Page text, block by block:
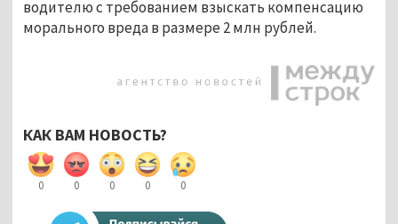
водителю с требованием взыскать компенсацию
морального вреда в размере 2 млн рублей.
КАК ВАМ НОВОСТЬ?
0 0 0 0 0